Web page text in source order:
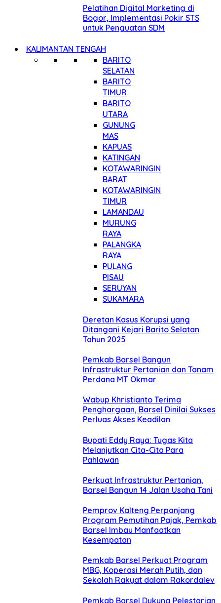
Pelatihan Digital Marketing di
Bogor, Implementasi Pokir STS
untuk Penguatan SDM
KALIMANTAN TENGAH
BARITO
SELATAN
BARITO
TIMUR
BARITO
UTARA
GUNUNG
MAS
KAPUAS
KATINGAN
KOTAWARINGIN
BARAT
KOTAWARINGIN
TIMUR
LAMANDAU
MURUNG
RAYA
PALANGKA
RAYA
PULANG
PISAU
SERUYAN
SUKAMARA
Deretan Kasus Korupsi yang
Ditangani Kejari Barito Selatan
Tahun 2025
Pemkab Barsel Bangun
Infrastruktur Pertanian dan Tanam
Perdana MT Okmar
Wabup Khristianto Terima
Penghargaan, Barsel Dinilai Sukses
Perluas Akses Keadilan
Bupati Eddy Raya: Tugas Kita
Melanjutkan Cita-Cita Para
Pahlawan
Perkuat Infrastruktur Pertanian,
Barsel Bangun 14 Jalan Usaha Tani
Pemprov Kalteng Perpanjang
Program Pemutihan Pajak, Pemkab
Barsel Imbau Manfaatkan
Kesempatan
Pemkab Barsel Perkuat Program
MBG, Koperasi Merah Putih, dan
Sekolah Rakyat dalam Rakordalev
Pemkab Barsel Dukung Pelestarian